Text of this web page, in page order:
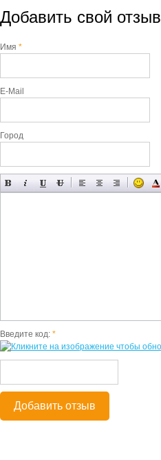
Добавить свой отзыв
Имя *
E-Mail
Город
Введите код: *
Добавить отзыв